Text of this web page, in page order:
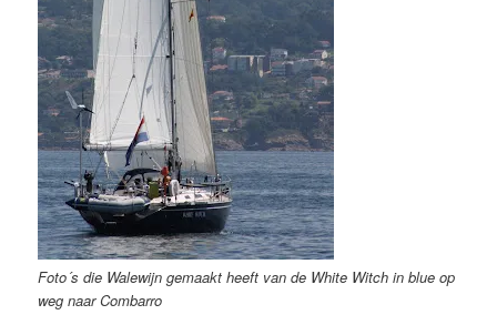
Foto´s die Walewijn gemaakt heeft van de White Witch in blue op
weg naar Combarro